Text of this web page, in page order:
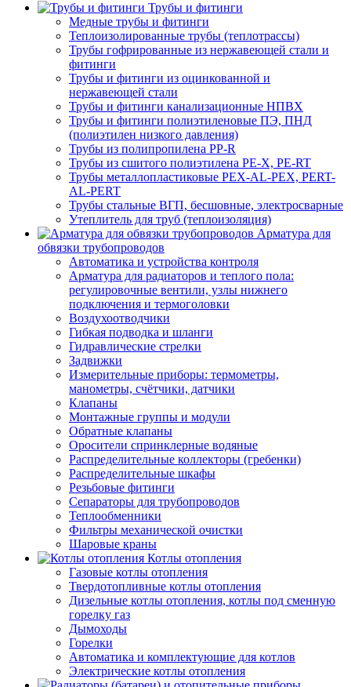
Трубы и фитинги
Медные трубы и фитинги
Теплоизолированные трубы (теплотрассы)
Трубы гофрированные из нержавеющей стали и
фитинги
Трубы и фитинги из оцинкованной и
нержавеющей стали
Трубы и фитинги канализационные НПВХ
Трубы и фитинги полиэтиленовые ПЭ, ПНД
(полиэтилен низкого давления)
Трубы из полипропилена PP-R
Трубы из сшитого полиэтилена PE-X, PE-RT
Трубы металлопластиковые PEX-AL-PEX, PERT-
AL-PERT
Трубы стальные ВГП, бесшовные, электросварные
Утеплитель для труб (теплоизоляция)
Арматура для
обвязки трубопроводов
Автоматика и устройства контроля
Арматура для радиаторов и теплого пола:
регулировочные вентили, узлы нижнего
подключения и термоголовки
Воздухоотводчики
Гибкая подводка и шланги
Гидравлические стрелки
Задвижки
Измерительные приборы: термометры,
манометры, счётчики, датчики
Клапаны
Монтажные группы и модули
Обратные клапаны
Оросители спринклерные водяные
Распределительные коллекторы (гребенки)
Распределительные шкафы
Резьбовые фитинги
Сепараторы для трубопроводов
Теплообменники
Фильтры механической очистки
Шаровые краны
Котлы отопления
Газовые котлы отопления
Твердотопливные котлы отопления
Дизельные котлы отопления, котлы под сменную
горелку газ
Дымоходы
Горелки
Автоматика и комплектующие для котлов
Электрические котлы отопления